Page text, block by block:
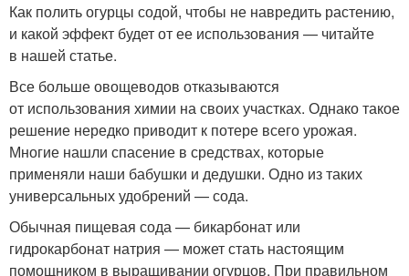
Как полить огурцы содой, чтобы не навредить растению,
и какой эффект будет от ее использования — читайте
в нашей статье.
Все больше овощеводов отказываются
от использования химии на своих участках. Однако такое
решение нередко приводит к потере всего урожая.
Многие нашли спасение в средствах, которые
применяли наши бабушки и дедушки. Одно из таких
универсальных удобрений — сода.
Обычная пищевая сода — бикарбонат или
гидрокарбонат натрия — может стать настоящим
помощником в выращивании огурцов. При правильном